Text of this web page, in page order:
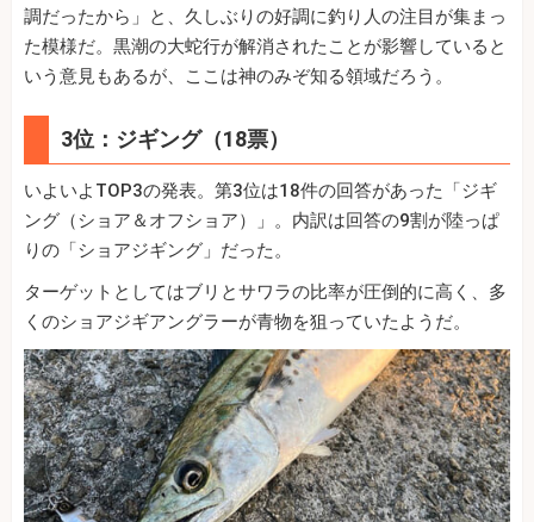
調だったから」と、久しぶりの好調に釣り人の注目が集まっ
た模様だ。黒潮の大蛇行が解消されたことが影響していると
いう意見もあるが、ここは神のみぞ知る領域だろう。
3位：ジギング（18票）
いよいよTOP3の発表。第3位は18件の回答があった「ジギ
ング（ショア＆オフショア）」。内訳は回答の9割が陸っぱ
りの「ショアジギング」だった。
ターゲットとしてはブリとサワラの比率が圧倒的に高く、多
くのショアジギアングラーが青物を狙っていたようだ。